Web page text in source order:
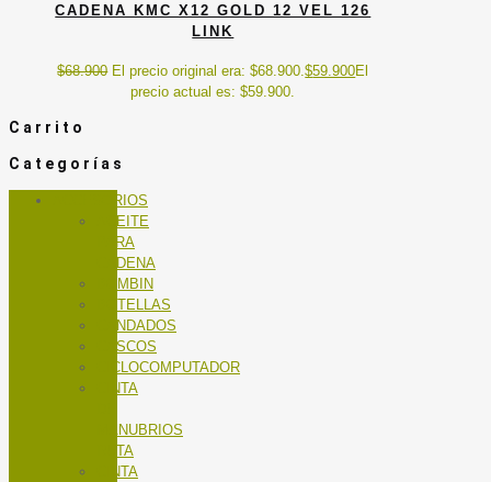
CADENA KMC X12 GOLD 12 VEL 126
LINK
$68.900 El precio original era: $68.900.$59.900El
precio actual es: $59.900.
Carrito
Categorías
ACCESORIOS
ACEITE
PARA
CADENA
BOMBIN
BOTELLAS
CANDADOS
CASCOS
CICLOCOMPUTADOR
CINTA
MANUBRIOS
RUTA
CINTA